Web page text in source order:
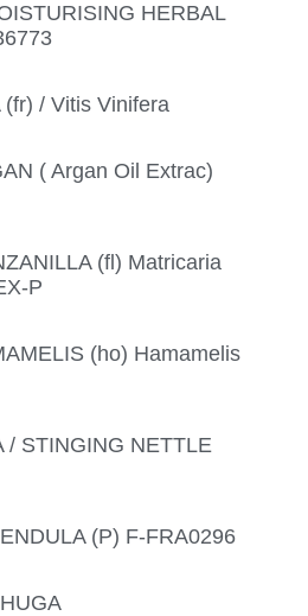
HERBAL
/ Vitis Vinifera
( Argan Oil Extrac)
(fl) Matricaria
P
(ho) Hamamelis
/ STINGING NETTLE
(P) F-FRA0296